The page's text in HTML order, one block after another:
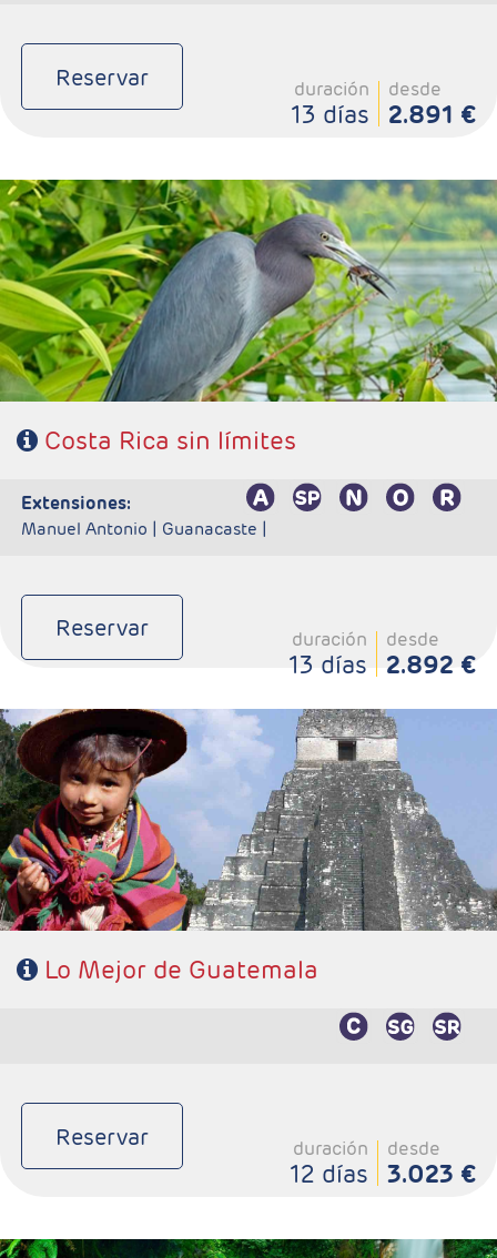
Reservar duración
13 días
desde
2.891 €
- Salidas: Diarias
- Ruta: 1 noche San José, 2 noches Puerto Viejo, 2 noches
Arenal, 2 noches Tortuguero, 2 noches Rincón de la Vieja y 2
noches Monteverde.
- Categoría hotelera: Standard, Primera o Semilujo
- Régimen: 11 desayunos, 3 almuerzos y 2 cenas
- IMPORTANTE: Si selecciona un vuelo de regreso anterior a
las 15:00hrs tendrá un suplemento por realizar el traslado en
privado al aeropuerto. Consultar suplemento.
Costa Rica sin límites
extensiones:
Manuel Antonio | Guanacaste |
Reservar duración
13 días
desde
2.892 €
- Salidas: Martes
- Ruta: 2 noches Antigua Guatemala, 1 noche Panajachel, 3
noches Ciudad de Guatemala, 1 noche Copán, 1 noche Río
Dulce y 2 noches Flores.
- Categoría hotelera: 3*, 4* y 5*
- Régimen: 9 desayunos y 1 almuerzo (sin bebidas).
Lo Mejor de Guatemala
Reservar duración
12 días
desde
3.023 €